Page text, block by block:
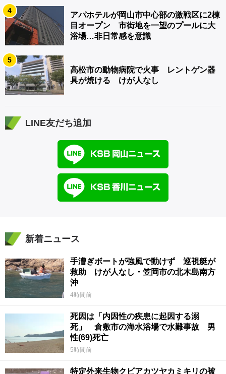
4
アパホテルが岡山市中心部の激戦区に2棟
目オープン 市街地を一望のプールに大
浴場…非日常感を意識
5
高松市の動物病院で火事 レントゲン器
具が焼ける けが人なし
LINE友だち追加
新着ニュース
手漕ぎボートが強風で動けず 巡視艇が
救助 けが人なし・笠岡市の北木島南方
沖
4時間前
死因は「内因性の疾患に起因する溺
死」 倉敷市の海水浴場で水難事故 男
性(69)死亡
5時間前
特定外来生物クビアカツヤカミキリの被